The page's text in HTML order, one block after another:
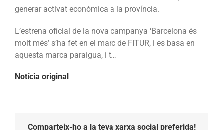
molt
més
generar activat econòmica a la província.
L’estrena oficial de la nova campanya ‘Barcelona és
molt més’ s’ha fet en el marc de FITUR, i es basa en
aquesta marca paraigua, i t…
Notícia original
Comparteix-ho a la teva xarxa social preferida!